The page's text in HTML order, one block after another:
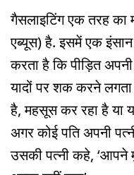
गैसलाइटिंग एक तरह का
एब्यूस) है. इसमें एक
करता है कि पीड़ित
यादों पर शक करने
है, महसूस कर रहा है या
अगर कोई पति अपनी
उसकी पत्नी कहे, ‘आपने